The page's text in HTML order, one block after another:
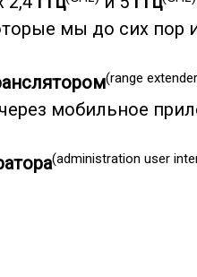
мы до сих пор
(range
через мобильное
(administration user